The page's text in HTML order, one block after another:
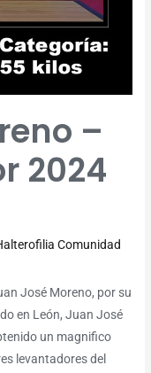
–
2024
Comunidad
José Moreno, por su
en León, Juan José
un magnifico
levantadores del